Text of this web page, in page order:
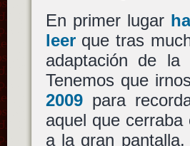
En primer lugar
leerque tras
adaptación de la
Tenemos que
2009para
aquel que
a la gran